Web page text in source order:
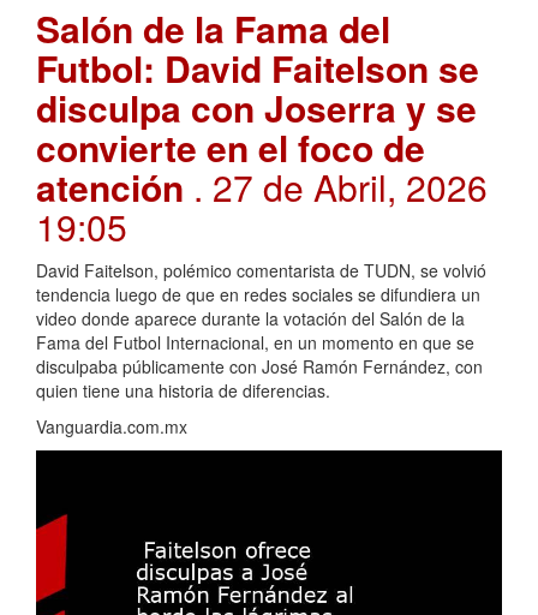
Salón de la Fama del
Futbol: David Faitelson se
disculpa con Joserra y se
convierte en el foco de
atención . 27 de Abril, 2026
19:05
David Faitelson, polémico comentarista de TUDN, se volvió
tendencia luego de que en redes sociales se difundiera un
video donde aparece durante la votación del Salón de la
Fama del Futbol Internacional, en un momento en que se
disculpaba públicamente con José Ramón Fernández, con
quien tiene una historia de diferencias.
Vanguardia.com.mx